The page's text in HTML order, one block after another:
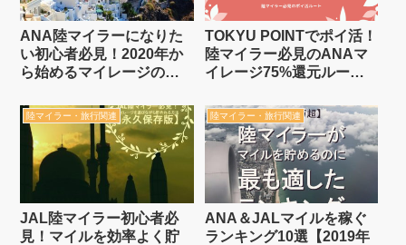
ANA陸マイラーになりた
い初心者必見！2020年か
ら始めるマイレージの貯
TOKYU POINTでポイ活！
陸マイラー必見のANAマ
イレージ75%還元ルート
【2019年版】
陸マイラー・旅行関連
JAL陸マイラー初心者必
見！マイルを効率よく貯
陸マイラー・旅行関連
ANA＆JALマイルを稼ぐ
ランキング10選【2019年